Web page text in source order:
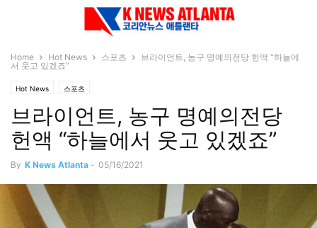
Home Hot News 스포츠
브라이언트, 농구 명예의전당 헌액 “하늘에
서 웃고 있겠죠”
Hot News 스포츠
브라이언트, 농구 명예의전당
헌액 “하늘에서 웃고 있겠죠”
By K News Atlanta - 05/16/2021